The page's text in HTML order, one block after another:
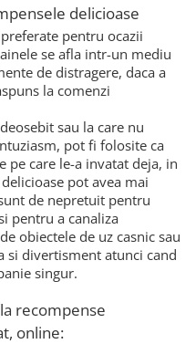
delicioase
pentru ocazii
se afla intr-un mediu
de distragere, daca a
la comenzi
sau la care nu
pot fi folosite ca
pe care le-a invatat deja, in
pot avea mai
de nepretuit pentru
pentru a canaliza
obiectele de uz casnic sau
si divertisment atunci cand
singur.
recompense
online: